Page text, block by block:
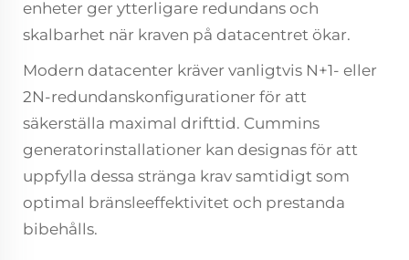
enheter ger ytterligare redundans och
skalbarhet när kraven på datacentret ökar.
Modern datacenter kräver vanligtvis N+1- eller
2N-redundanskonfigurationer för att
säkerställa maximal drifttid. Cummins
generatorinstallationer kan designas för att
uppfylla dessa stränga krav samtidigt som
optimal bränsleeffektivitet och prestanda
bibehålls.